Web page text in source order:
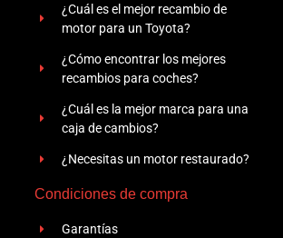
¿Cuál es el mejor recambio de
motor para un Toyota?
¿Cómo encontrar los mejores
recambios para coches?
¿Cuál es la mejor marca para una
caja de cambios?
¿Necesitas un motor restaurado?
Condiciones de compra
Garantías